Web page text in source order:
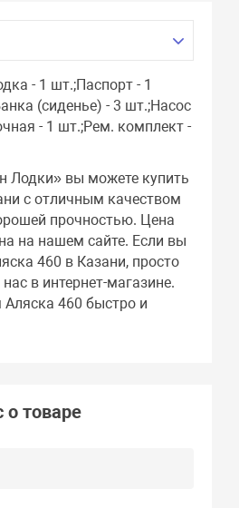
- 1 шт.;Паспорт - 1
(сиденье) - 3 шт.;Насос
- 1 шт.;Рем. комплект -
Лодки» вы можете купить
с отличным качеством
прочностью. Цена
на нашем сайте. Если вы
460 в Казани, просто
в интернет-магазине.
460 быстро и
о товаре